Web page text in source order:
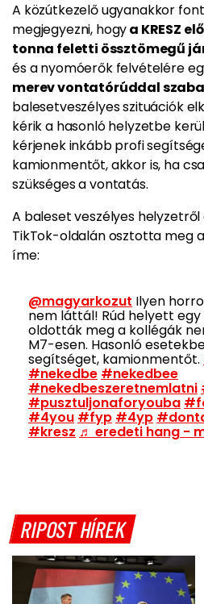
A közútkezelő ugyanakkor
megjegyezni, hogya KRESZ
tonna feletti össztömegű
és a nyomóerők felvételére
merev vontatórúddal
balesetveszélyes szituációk
kérik a hasonló helyzetbe
kérjenek inkább profi
kamionmentőt, akkor is, ha
szükséges a vontatás.
A baleset veszélyes helyzetről
TikTok-oldalán osztotta meg
íme:
@magyarkozut Ilyen
nem láttál! Rúd helyett
oldották meg a kollégák
M7-esen. Hasonló
segítséget, kamionmentőt.
#nekedbe #nekedbee
#nekedbeszeretnemlatni
#pusztuljonaforyouba
#4you #fyp #4yp
#kresz ♬ eredeti hang -
RIPOST HÍREK